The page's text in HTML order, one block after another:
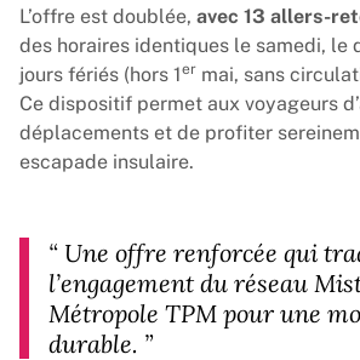
L’offre est doublée, avec 13 allers-
des horaires identiques le samedi, le
jours fériés (hors 1er mai, sans
Ce dispositif permet aux voyageurs
déplacements et de profiter
escapade insulaire.
“ Une offre renforcée qui
l’engagement du réseau
Métropole TPM pour une
durable. ”